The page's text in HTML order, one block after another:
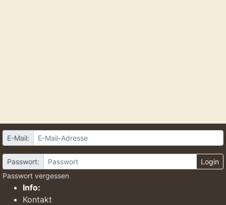
E-Mail:
Passwort:
Login
Passwort vergessen
Info:
Kontakt